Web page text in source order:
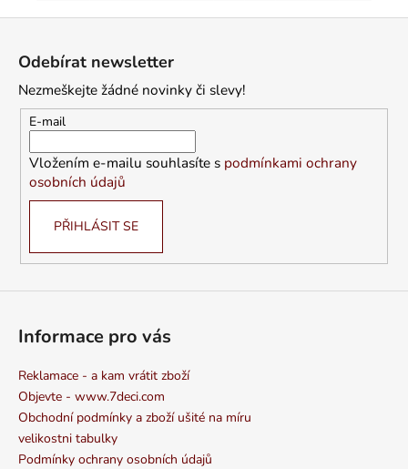
Odebírat newsletter
Nezmeškejte žádné novinky či slevy!
E-mail
Vložením e-mailu souhlasíte s podmínkami ochrany
osobních údajů
PŘIHLÁSIT SE
Informace pro vás
Reklamace - a kam vrátit zboží
Objevte - www.7deci.com
Obchodní podmínky a zboží ušité na míru
velikostni tabulky
Podmínky ochrany osobních údajů